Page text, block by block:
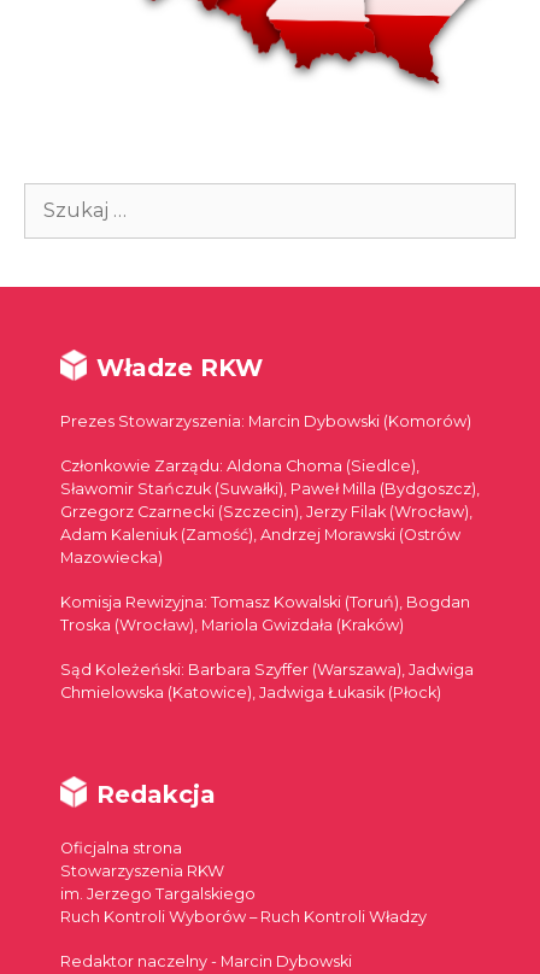
Szukaj:
Władze RKW
Prezes Stowarzyszenia: Marcin Dybowski (Komorów)
Członkowie Zarządu: Aldona Choma (Siedlce),
Sławomir Stańczuk (Suwałki), Paweł Milla (Bydgoszcz),
Grzegorz Czarnecki (Szczecin), Jerzy Filak (Wrocław),
Adam Kaleniuk (Zamość), Andrzej Morawski (Ostrów
Mazowiecka)
Komisja Rewizyjna: Tomasz Kowalski (Toruń), Bogdan
Troska (Wrocław), Mariola Gwizdała (Kraków)
Sąd Koleżeński: Barbara Szyffer (Warszawa), Jadwiga
Chmielowska (Katowice), Jadwiga Łukasik (Płock)
Redakcja
Oficjalna strona
Stowarzyszenia RKW
im. Jerzego Targalskiego
Ruch Kontroli Wyborów – Ruch Kontroli Władzy
Redaktor naczelny - Marcin Dybowski